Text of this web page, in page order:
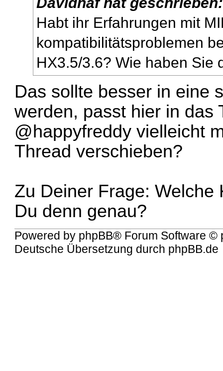
Habt ihr Erfahrungen mit
kompatibilitätsproblemen
HX3.5/3.6? Wie haben Sie
Das sollte besser in eine
werden, passt hier in das
@happyfreddy vielleicht
Thread verschieben?
Zu Deiner Frage:
Du denn genau?
Powered by phpBB® Forum Software ©
Deutsche Übersetzung durch phpBB.de